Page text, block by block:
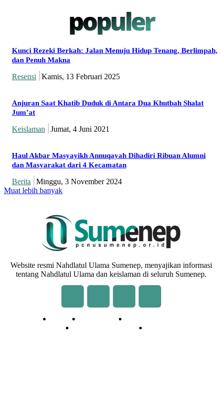
populer
Kunci Rezeki Berkah: Jalan Menuju Hidup Tenang, Berlimpah,
dan Penuh Makna
Resensi Kamis, 13 Februari 2025
Anjuran Saat Khatib Duduk di Antara Dua Khutbah Shalat
Jum’at
Keislaman Jumat, 4 Juni 2021
Haul Akbar Masyayikh Annuqayah Dihadiri Ribuan Alumni
dan Masyarakat dari 4 Kecamatan
Berita
Minggu, 3 November 2024
Muat lebih banyak
Website resmi Nahdlatul Ulama Sumenep, menyajikan informasi
tentang Nahdlatul Ulama dan keislaman di seluruh Sumenep.
Redaksi Kontak Kami
Pedoman Media Siber